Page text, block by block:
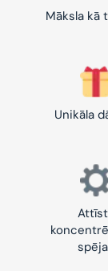
Māksla kā
Unikāla